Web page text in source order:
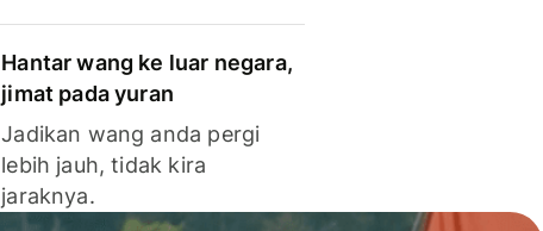
Hantar wang ke luar negara,
jimat pada yuran
Jadikan wang anda pergi
lebih jauh, tidak kira
jaraknya.